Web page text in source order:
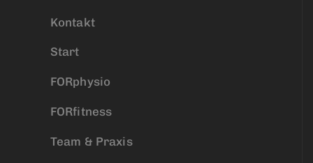
Kontakt
Start
FORphysio
FORfitness
Team & Praxis